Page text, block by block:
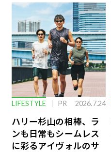
下を救う、脳のインナ
ーケアとは
LIFESTYLE PR 2026.7.24
ハリー杉山の相棒、ラ
ンも日常もシームレス
に彩るアイヴォルのサ